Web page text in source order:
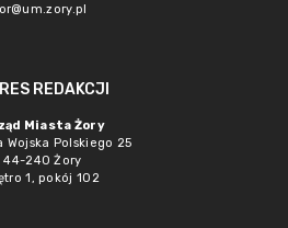
or@um.zory.pl
REDAKCJI
Miasta Żory
Wojska Polskiego 25
44-240 Żory
1, pokój 102